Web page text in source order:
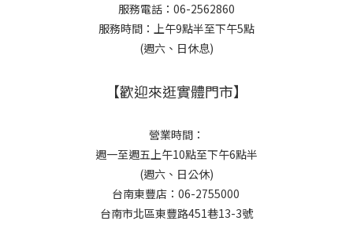
服務電話：06-2562860
服務時間：上午9點半至下午5點
(週六、日休息)
【歡迎來逛實體門市】
營業時間：
週一至週五上午10點至下午6點半
(週六、日公休)
台南東豐店：06-2755000
台南市北區東豐路451巷13-3號